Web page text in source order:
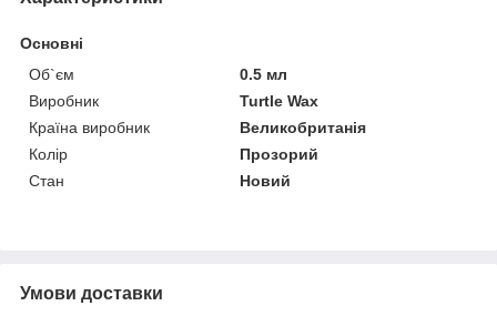
Основні
Об`єм
0.5 мл
Виробник
Turtle Wax
Країна виробник
Великобританія
Колір
Прозорий
Стан
Новий
Умови доставки